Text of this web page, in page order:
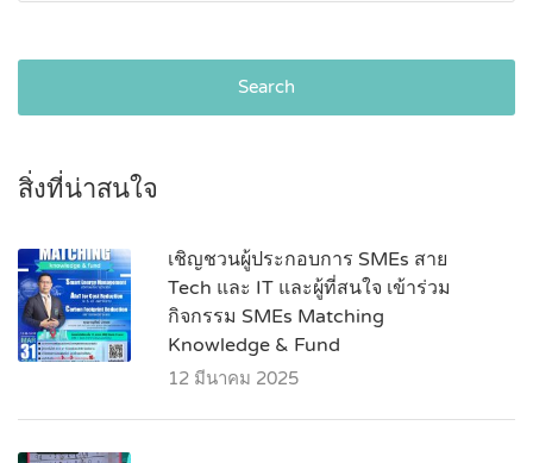
Search
สิ่งที่น่าสนใจ
เชิญชวนผู้ประกอบการ SMEs สาย
Tech และ IT และผู้ที่สนใจ เข้าร่วม
กิจกรรม SMEs Matching
Knowledge & Fund
12 มีนาคม 2025